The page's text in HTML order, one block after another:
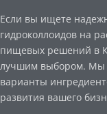
Если вы ищете
гидроколлоидов на
пищевых решений в
лучшим выбором. Мы
варианты
развития вашего